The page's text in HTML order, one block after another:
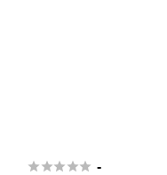
 -